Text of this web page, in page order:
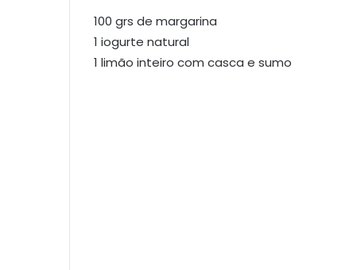
100 grs de margarina
1 iogurte natural
1 limão inteiro com casca e sumo